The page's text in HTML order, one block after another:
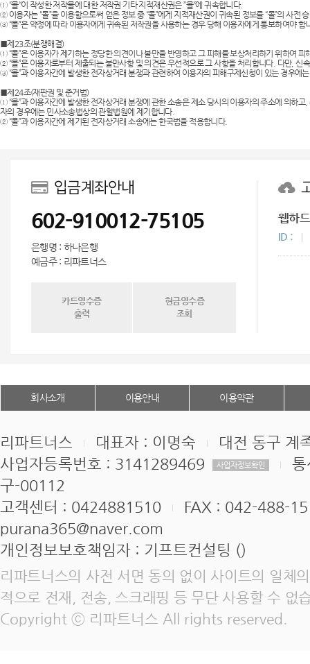
보조배터리
① “몰“이 작성한 저작물에 대한 저작권 기타 지적재산권은 ”몰“에 귀속합니다.
② 이용자는 “몰”을 이용함으로써 얻은 정보 중 “몰”에게 지적재산권이 귀속된 정보를 “몰”의 사
③ “몰”은 약정에 따라 이용자에게 귀속된 저작권을 사용하는 경우 당해 이용자에게 통보하여야 합
■제23조(분쟁해결)
① “몰”은 이용자가 제기하는 정당한 의견이나 불만을 반영하고 그 피해를 보상처리하기 위하여
② “몰”은 이용자로부터 제출되는 불만사항 및 의견은 우선적으로 그 사항을 처리합니다. 다만,
③ “몰”과 이용자간에 발생한 전자상거래 분쟁과 관련하여 이용자의 피해구제신청이 있는 경우에
■제24조(재판권 및 준거법)
① “몰”과 이용자간에 발생한 전자상거래 분쟁에 관한 소송은 제소 당시의 이용자의 주소에 의하
자의 경우에는 민사소송법상의 관할법원에 제기합니다.
② “몰”과 이용자간에 제기된 전자상거래 소송에는 한국법을 적용합니다.
입금계좌안내
602-910012-75105
은행명 : 하나은행
예금주 : 리파트너스
카드영수증
출력
현금영수증
조회
웹하
ID :
회사소개 이용안내 이용약관
리파트너스 대표자 : 이명숙
대전 동구 계
사업자등록번호 : 3141289469
사업자정보확인
구-00112
고객센터 : 0424881510
FAX : 042-488-
purana365@naver.com
개인정보보호책임자 : 기프트컨설팅 ()
리파트너스의 사전 서면 동의 없이 사이트의 일체
적으로 전재, 전송, 스크래핑 등 무단 사용할 수 없
Copyright ⓒ 리파트너스 All rights reserved.